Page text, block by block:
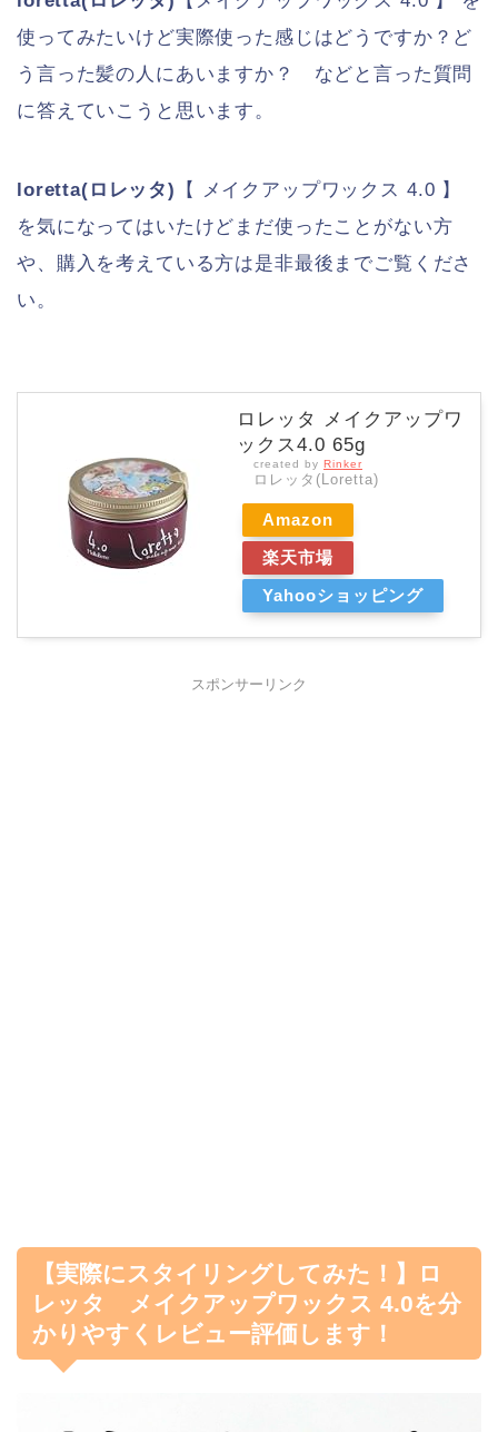
使ってみたいけど実際使った感じはどうですか？ど
う言った髪の人にあいますか？ などと言った質問
に答えていこうと思います。
loretta(ロレッタ)
【 メイクアップワックス 4.0 】
を気になってはいたけどまだ使ったことがない方
や、購入を考えている方は是非最後までご覧くださ
い。
ロレッタ メイクアップワ
ックス4.0 65g
created by Rinker
ロレッタ(Loretta)
Amazon
楽天市場
Yahooショッピング
スポンサーリンク
【実際にスタイリングしてみた！】ロ
レッタ メイクアップワックス 4.0を分
かりやすくレビュー評価します！